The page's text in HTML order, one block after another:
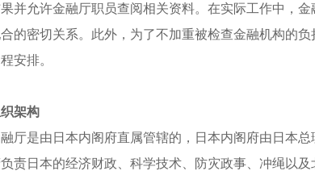
并允许金融厅职员查阅相关资料。在实际工作中，
的密切关系。此外，为了不加重被检查金融机构的
安排。
架构
厅是由日本内阁府直属管辖的，日本内阁府由日本
责日本的经济财政、科学技术、防灾政事、冲绳以